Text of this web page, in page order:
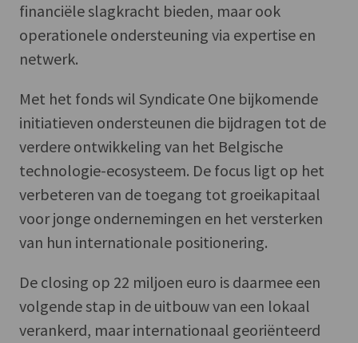
financiële slagkracht bieden, maar ook
operationele ondersteuning via expertise en
netwerk.
Met het fonds wil Syndicate One bijkomende
initiatieven ondersteunen die bijdragen tot de
verdere ontwikkeling van het Belgische
technologie-ecosysteem. De focus ligt op het
verbeteren van de toegang tot groeikapitaal
voor jonge ondernemingen en het versterken
van hun internationale positionering.
De closing op 22 miljoen euro is daarmee een
volgende stap in de uitbouw van een lokaal
verankerd, maar internationaal georiënteerd